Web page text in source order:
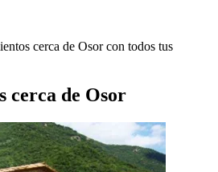
cerca de Osor con todos tus
cerca de Osor